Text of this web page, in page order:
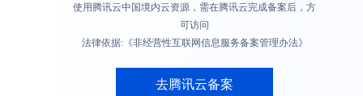
使用腾讯云中国境内云资源，需在腾讯云完成备案后，方
可访问
法律依据:《非经营性互联网信息服务备案管理办法》
去腾讯云备案